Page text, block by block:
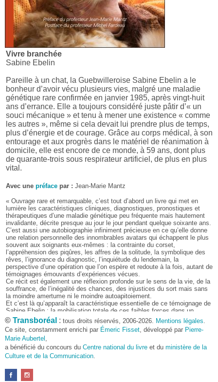
Vivre branchée
Sabine Ebelin
Pareille à un chat, la Guebwilleroise Sabine Ebelin a le
bonheur d’avoir vécu plusieurs vies, malgré une maladie
génétique rare confirmée en janvier 1985, après vingt-huit
ans d’errance. Elle a toujours considéré juste pâtir d’« un
souci mécanique » et tenu à mener une existence « comme
les autres », même si cela devait lui prendre plus de temps,
plus d’énergie et de courage. Grâce au corps médical, à son
entourage et aux progrès dans le matériel de réanimation à
domicile, elle est encore de ce monde, à 59 ans, dont plus
de quarante-trois sous respirateur artificiel, de plus en plus
vital.
Avec une préface par : Jean-Marie Mantz
« Ouvrage rare et remarquable, c’est tout d’abord un livre qui met en
lumière les caractéristiques cliniques, diagnostiques, pronostiques et
thérapeutiques d’une maladie génétique peu fréquente mais hautement
invalidante, décrite presque au jour le jour pendant quelque soixante ans.
C’est aussi une autobiographie infiniment précieuse en ce qu’elle donne
une relation personnelle des innombrables avatars qui échappent le plus
souvent aux soignants eux-mêmes : la contrainte du corset,
l’appréhension des piqûres, les affres de la solitude, la symbolique des
rêves, l’ignorance du diagnostic, l’inquiétude du lendemain, la
perspective d’une opération que l’on espère et redoute à la fois, autant de
témoignages émouvants d’expériences vécues.
Ce récit est également une réflexion profonde sur le sens de la vie, de la
souffrance, de l’inégalité des chances, des injustices du sort mais sans
la moindre amertume ni le moindre autoapitoiement.
Et c’est là qu’apparaît la caractéristique essentielle de ce témoignage de
Sabine Ebelin : la mobilisation totale de ces faibles forces dans un
combat à armes inégales pour la survie, affrontant les obstacles avec
une détermination d’autant plus farouche qu’ils paraissent
insurmontables.
Dès lors une question se pose : où Sabine puise-t-elle les ressources de
cette extraordinaire croisade pour la vie ? À mesure que le récit
progresse se dégagent les différents traits de caractère qui ont alimenté
• Patience et courage sont des mots trop faibles pour décrire cette
énergie indomptable qu’elle met au service de la vie.
© Transboréal : tous droits réservés, 2006-2026. Mentions légales.
Ce site, constamment enrichi par Émeric Fisset, développé par Pierre-
Marie Aubertel ,
a bénéficié du concours du Centre national du livre et du ministère de la
Culture et de la Communication.